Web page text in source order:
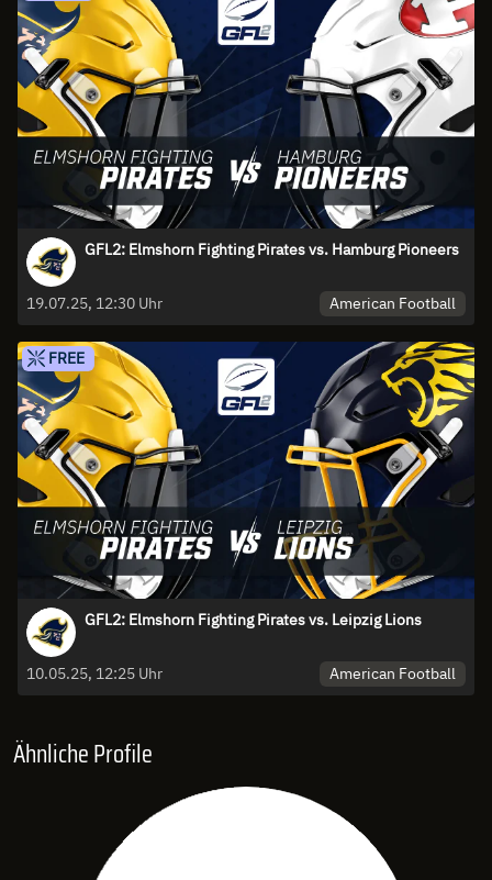
GFL2: Elmshorn Fighting Pirates vs. Hamburg Pioneers
19.07.25, 12:30 Uhr American Football
FREE
GFL2: Elmshorn Fighting Pirates vs. Leipzig Lions
10.05.25, 12:25 Uhr American Football
Ähnliche Profile